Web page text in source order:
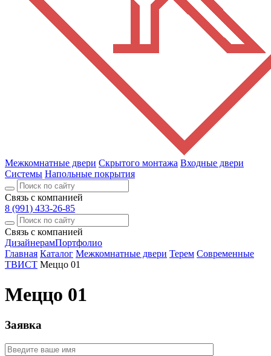
Межкомнатные двери Скрытого монтажа Входные двери
Системы Напольные покрытия
Связь с компанией
8 (991) 433-26-85
Связь с компанией
ДизайнерамПортфолио
Главная Каталог Межкомнатные двери Терем Современные
ТВИСТ Меццо 01
Меццо 01
Заявка